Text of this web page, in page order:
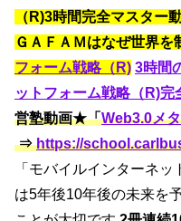
（R)3時間完全マスタ
ＧＡＦＡＭはなぜ世界を
フォーム戦略（R) 3時間
ットフォーム戦略（R)完
営塾動画★「Web3.0メ
⇒https://
「モバイルインターネ
は5年後10年後の未来を